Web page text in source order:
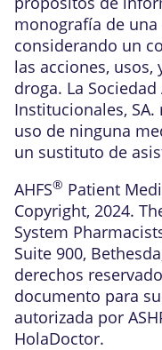
monografía de
considerando un
las acciones, usos,
droga. La
Institucionales,
uso de ninguna
un sustituto de
AHFS® Patient
Copyright, 2024.
System
Suite 900,
derechos
documento para
autorizada por
HolaDoctor.